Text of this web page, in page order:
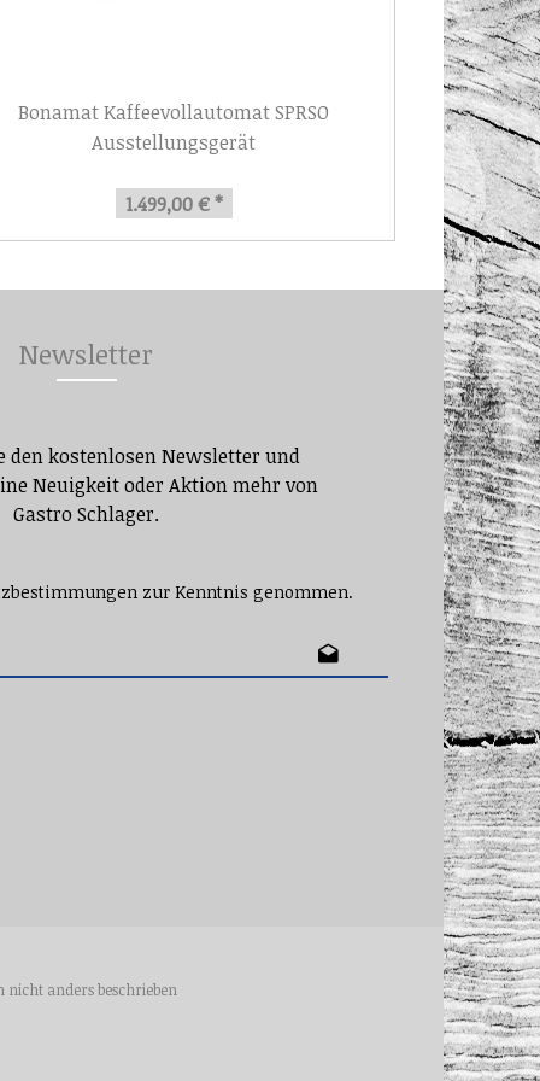
Bonamat Kaffeevollautomat SPRSO
Ausstellungsgerät
1.499,00 € *
Newsletter
den kostenlosen Newsletter und
Neuigkeit oder Aktion mehr von
Gastro Schlager.
zur Kenntnis genommen.
anders beschrieben